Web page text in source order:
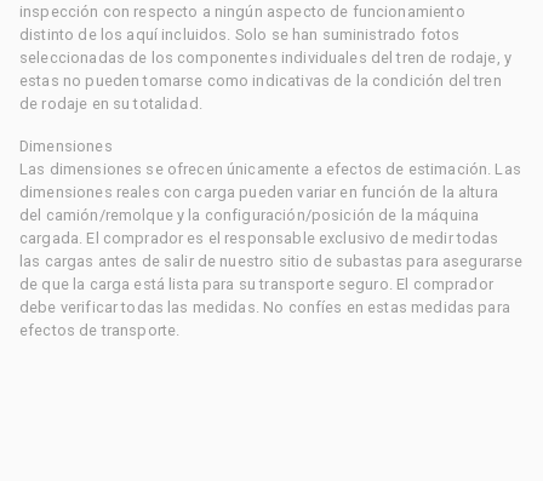
inspección con respecto a ningún aspecto de funcionamiento
distinto de los aquí incluidos. Solo se han suministrado fotos
seleccionadas de los componentes individuales del tren de rodaje, y
estas no pueden tomarse como indicativas de la condición del tren
de rodaje en su totalidad.
Dimensiones
Las dimensiones se ofrecen únicamente a efectos de estimación. Las
dimensiones reales con carga pueden variar en función de la altura
del camión/remolque y la configuración/posición de la máquina
cargada. El comprador es el responsable exclusivo de medir todas
las cargas antes de salir de nuestro sitio de subastas para asegurarse
de que la carga está lista para su transporte seguro. El comprador
debe verificar todas las medidas. No confíes en estas medidas para
efectos de transporte.